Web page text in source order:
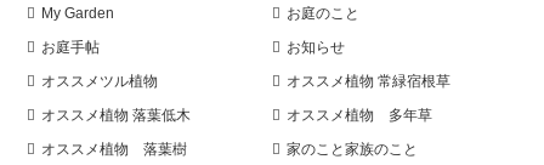
My Garden お庭のこと
お庭手帖 お知らせ
オススメツル植物 オススメ植物 常緑宿根草
オススメ植物 落葉低木 オススメ植物 多年草
オススメ植物 落葉樹 家のこと家族のこと